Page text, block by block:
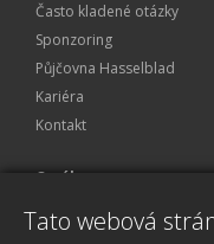
Často kladené otázky
Sponzoring
Půjčovna Hasselblad
Kariéra
Kontakt
O nákupu
Obchodní podmínky
Tato webová